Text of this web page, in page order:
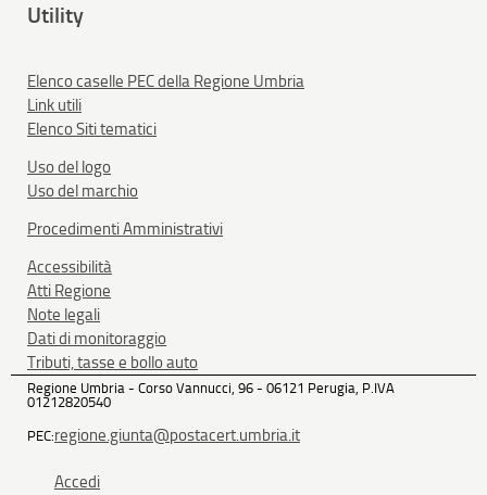
Utility
Elenco caselle PEC della Regione Umbria
Link utili
Elenco Siti tematici
Uso del logo
Uso del marchio
Procedimenti Amministrativi
Accessibilità
Atti Regione
Note legali
Dati di monitoraggio
Tributi, tasse e bollo auto
Regione Umbria - Corso Vannucci, 96 - 06121 Perugia, P.IVA
01212820540
PEC:regione.giunta@postacert.umbria.it
Accedi